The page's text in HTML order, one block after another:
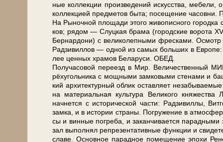
ные кол­лек­ции про­из­ве­де­ний ис­кус­ства,
кол­лек­ци­ей пред­ме­тов бы­та; посещение
На Рыночной пло­ща­ди это­го жи­во­пис­но­го
ков; ря­дом — Слуц­кая бра­ма (го­род­ские во­ро­та
Бер­нар­до­ни) с ве­ли­ко­леп­ны­ми фрес­ка­ми.
Рад­зи­вил­лов — одной из са­мых боль­ших в
лее цен­ных хра­мов Бе­ла­ру­си. ОБЕД.
По­лу­ча­со­вой переезд в Мир. Ве­ли­чест­вен­ный
рёхугольника с мощ­ны­ми зам­ко­вы­ми сте­на­ми и
кий ар­хи­тек­тур­ный об­лик остав­ля­ет
на ма­те­ри­аль­ная куль­ту­ра Ве­ли­ко­го княжества
начнется с ис­то­ри­че­ской ча­сти: Рад­зи­вил­лы,
зам­ка, и в ис­то­рии стра­ны. По­гру­же­ние в
сы и вин­ные по­гре­ба, и за­кан­чи­ва­ет­ся
зал вы­пол­нял ре­пре­зен­та­тив­ные функ­ции и
сла­ве. Ос­нов­ное па­рад­ное по­ме­ще­ние эпо­хи